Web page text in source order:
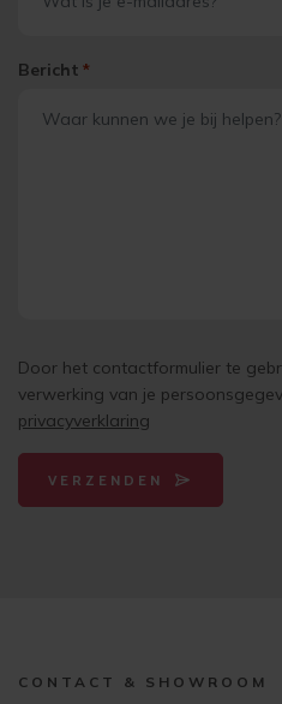
Bericht *
Door het contactformulier te
verwerking van je
privacyverklaring
VERZENDEN
CONTACT & SHOWROOM